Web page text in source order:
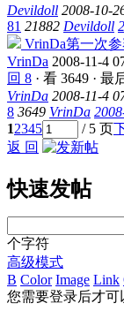
Devildoll 2008-10-
81 21882 Devildoll
VrinDa第一次
VrinDa 2008-11-4
回 8 · 看 3649 · 最
VrinDa 2008-11-4
8 3649 VrinDa
12345 / 5 页
返 回
快速发帖
个字符
高级模式
B Color Image Link
您需要登录后才可